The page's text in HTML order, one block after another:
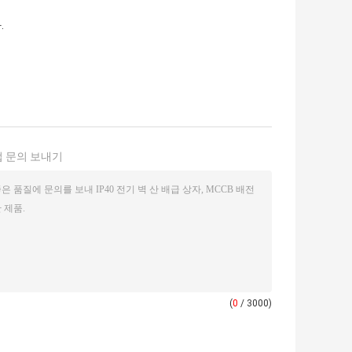
문의 보내기
(0 / 3000)